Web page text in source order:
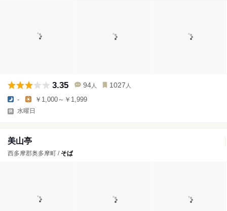
3.35 94 人 1027 人
- ￥1,000～￥1,999
水曜日
美山亭
西多摩郡奥多摩町 / そば